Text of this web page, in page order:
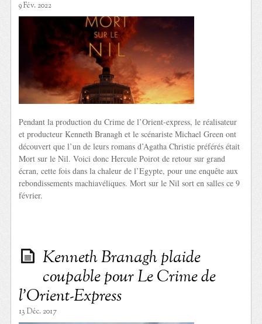
9 Fév. 2022
Pendant la production du Crime de l’Orient-express, le réalisateur
et producteur Kenneth Branagh et le scénariste Michael Green ont
découvert que l’un de leurs romans d’Agatha Christie préférés était
Mort sur le Nil. Voici donc Hercule Poirot de retour sur grand
écran, cette fois dans la chaleur de l’Egypte, pour une enquête aux
rebondissements machiavéliques. Mort sur le Nil sort en salles ce 9
février.
Kenneth Branagh plaide
coupable pour Le Crime de
l’Orient-Express
13 Déc. 2017